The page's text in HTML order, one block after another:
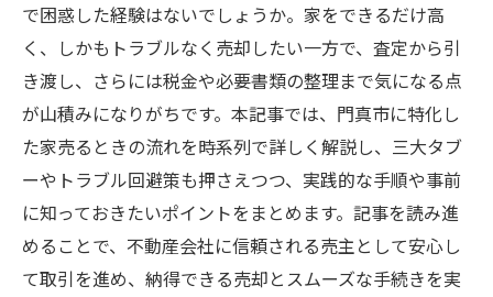
で困惑した経験はないでしょうか。家をできるだけ高
く、しかもトラブルなく売却したい一方で、査定から引
き渡し、さらには税金や必要書類の整理まで気になる点
が山積みになりがちです。本記事では、門真市に特化し
た家売るときの流れを時系列で詳しく解説し、三大タブ
ーやトラブル回避策も押さえつつ、実践的な手順や事前
に知っておきたいポイントをまとめます。記事を読み進
めることで、不動産会社に信頼される売主として安心し
て取引を進め、納得できる売却とスムーズな手続きを実